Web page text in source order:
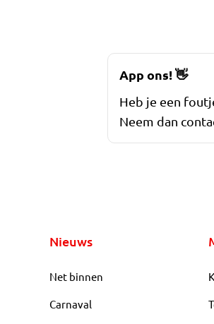
App ons!👋
Heb je een
Neem dan
Nieuws
Net binnen
Carnaval